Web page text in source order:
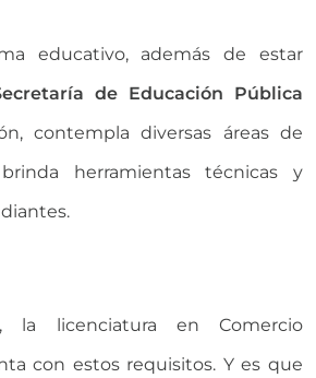
educativo, además de estar
de Educación Pública
contempla diversas áreas de
herramientas técnicas y
la licenciatura en Comercio
con estos requisitos. Y es que